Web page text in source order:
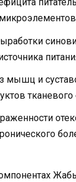
мышц и